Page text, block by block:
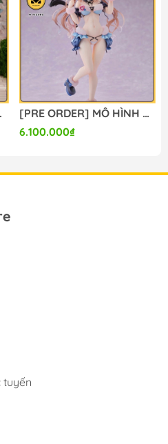
#nendoroid
FIGURE CHÍNH HÃNG
[PRE ORDER] MÔ HÌNH Original - Kanon-chan - 1/6 (Orchid Seed) FIGURE CHÍNH HÃNG
6.100.000₫
tuyến